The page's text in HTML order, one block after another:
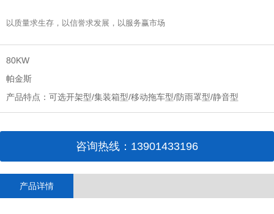
以质量求生存，以信誉求发展，以服务赢市场
80KW
帕金斯
可选开架型/集装箱型/移动拖车型/防雨罩型/静音型
咨询热线：13901433196
产品详情